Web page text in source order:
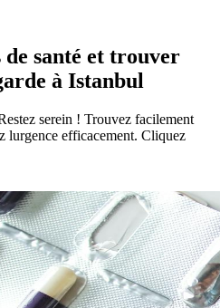
santé et trouver
à Istanbul
serein ! Trouvez facilement
lurgence efficacement. Cliquez